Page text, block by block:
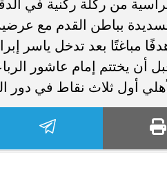
بتسديدة بباطن القدم مع
مباغتًا بعد تدخل ياسر
أن يختتم إمام عاشور
أول ثلاث نقاط في دور